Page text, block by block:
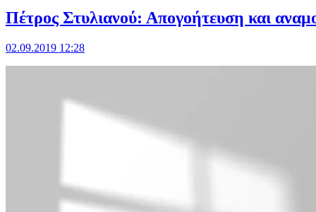
Πέτρος Στυλιανού: Απογοήτευση και
02.09.2019 12:28